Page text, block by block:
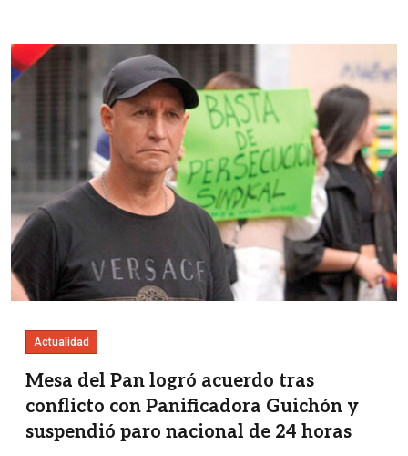
Imagen
Actualidad
Mesa del Pan logró acuerdo tras
conflicto con Panificadora Guichón y
suspendió paro nacional de 24 horas